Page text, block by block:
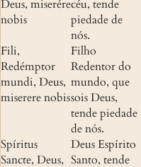
Deus, miserére
nobis
céu, tende
piedade de
nós.
Fili,
Redémptor
mundi, Deus,
miserere nobis
Filho
Redentor do
mundo, que
sois Deus,
tende piedade
de nós.
Spíritus
Sancte, Deus,
Deus Espírito
Santo, tende